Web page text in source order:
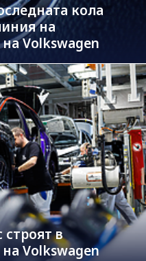
кола
на
Volkswagen
в
Volkswagen